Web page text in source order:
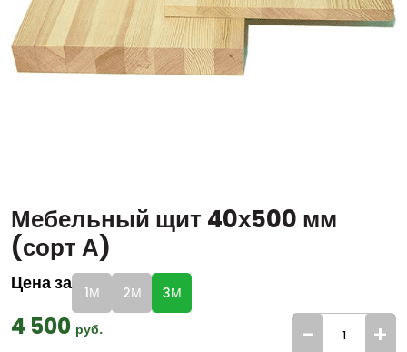
Мебельный щит 40х500 мм
(сорт А)
Цена за 1М 2М 3М
4 500 руб. - +